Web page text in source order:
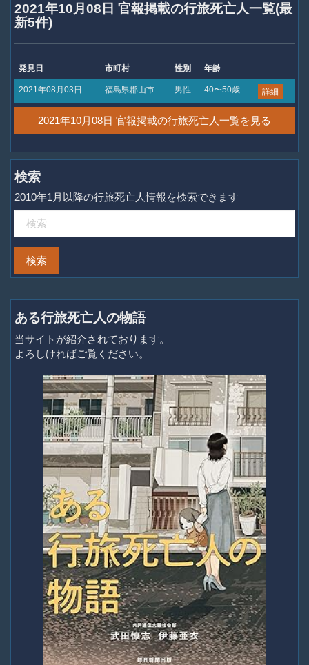
2021年10月08日 官報掲載の行旅死亡人一覧(最
新5件)
発見日 市町村 性別 年齢
2021年08月03日 福島県郡山市 男性 40〜50歳 詳細
2021年10月08日 官報掲載の行旅死亡人一覧を見る
検索
2010年1月以降の行旅死亡人情報を検索できます
ある行旅死亡人の物語
当サイトが紹介されております。
よろしければご覧ください。